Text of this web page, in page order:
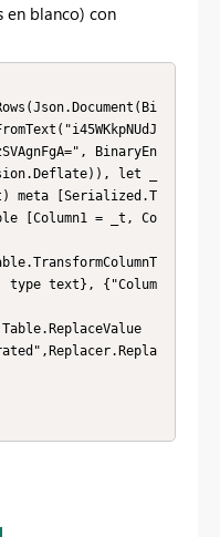
en blanco) con
BinaryEn
let _
meta [Serialized.T
[Column1 = _t, Co
type text}, {"Colum